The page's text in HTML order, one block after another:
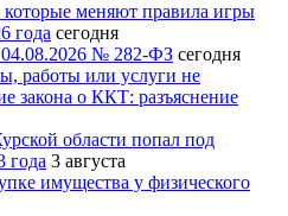
меняют правила игры
года сегодня
04.08.2026 № 282-ФЗ сегодня
работы или услуги не
закона о ККТ: разъяснение
области попал под
года 3 августа
имущества у физического